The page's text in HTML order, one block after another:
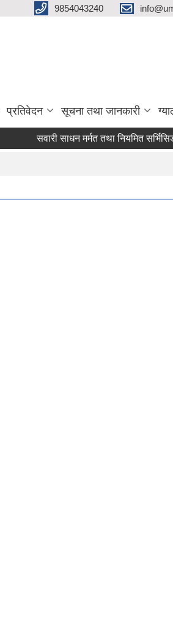
9854043240
प्रतिवेदन सूचना तथा जानकारी
सवारी साधन मर्मत तथा नियमित सर्भिसिङको